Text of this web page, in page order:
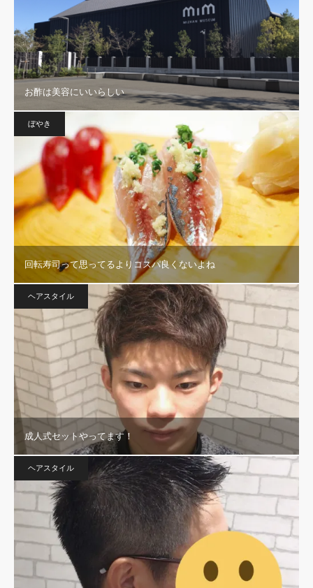
お酢は美容にいいらしい
ぼやき
回転寿司って思ってるよりコスパ良くないよね
ヘアスタイル
成人式セットやってます！
ヘアスタイル